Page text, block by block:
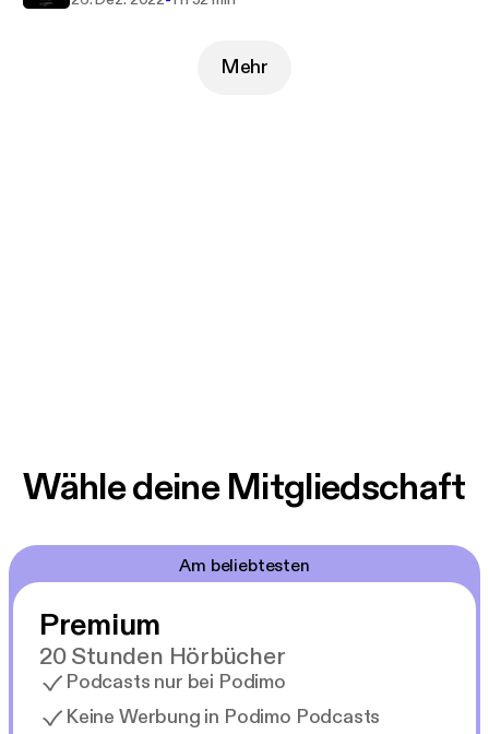
Mehr
Wähle deine Mitgliedschaft
Am beliebtesten
Premium
20 Stunden Hörbücher
Podcasts nur bei Podimo
Keine Werbung in Podimo Podcasts